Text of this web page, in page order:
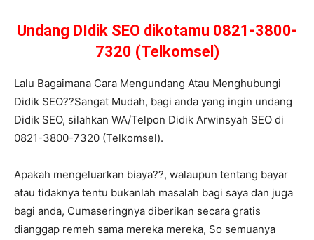
Undang DIdik SEO dikotamu 0821-3800-
7320 (Telkomsel)
Lalu Bagaimana Cara Mengundang Atau Menghubungi
Didik SEO??Sangat Mudah, bagi anda yang ingin undang
Didik SEO, silahkan WA/Telpon Didik Arwinsyah SEO di
0821-3800-7320 (Telkomsel).
Apakah mengeluarkan biaya??, walaupun tentang bayar
atau tidaknya tentu bukanlah masalah bagi saya dan juga
bagi anda, Cumaseringnya diberikan secara gratis
dianggap remeh sama mereka mereka, So semuanya